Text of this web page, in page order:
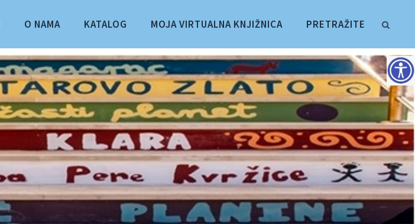
O NAMA KATALOG MOJA VIRTUALNA KNJIŽNICA PRETRAŽITE